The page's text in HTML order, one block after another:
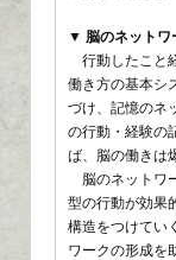
▼ 脳のネットワ
行動したこと
働き方の基本シ
づけ、記憶のネ
の行動・経験の
ば、脳の働きは
脳のネットワ
型の行動が効果
構造をつけてい
ワークの形成を